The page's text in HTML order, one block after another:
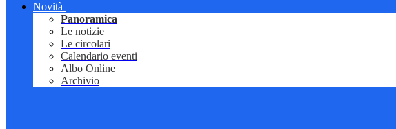
Novità
Panoramica
Le notizie
Le circolari
Calendario eventi
Albo Online
Archivio